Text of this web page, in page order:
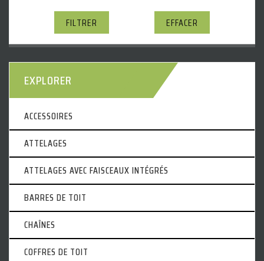
FILTRER EFFACER
EXPLORER
ACCESSOIRES
ATTELAGES
ATTELAGES AVEC FAISCEAUX INTÉGRÉS
BARRES DE TOIT
CHAÎNES
COFFRES DE TOIT